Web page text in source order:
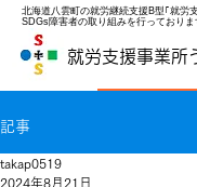
北海道八雲町の就労継続支援B型｢就労
SDGs障害者の取り組みを行っておりま
就労支援事業所
記事
takap0519
2024年8月21日